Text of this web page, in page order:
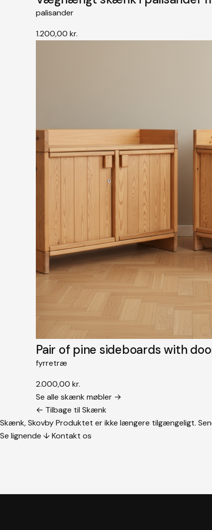
palisander
1.200,00 kr.
Pair of pine sideboards with
fyrretræ
2.000,00 kr.
Se alle skænk møbler →
← Tilbage til Skænk
Skænk, SkovbyProduktet er ikke længere tilgængeligt.
Se lignende ↓Kontakt os